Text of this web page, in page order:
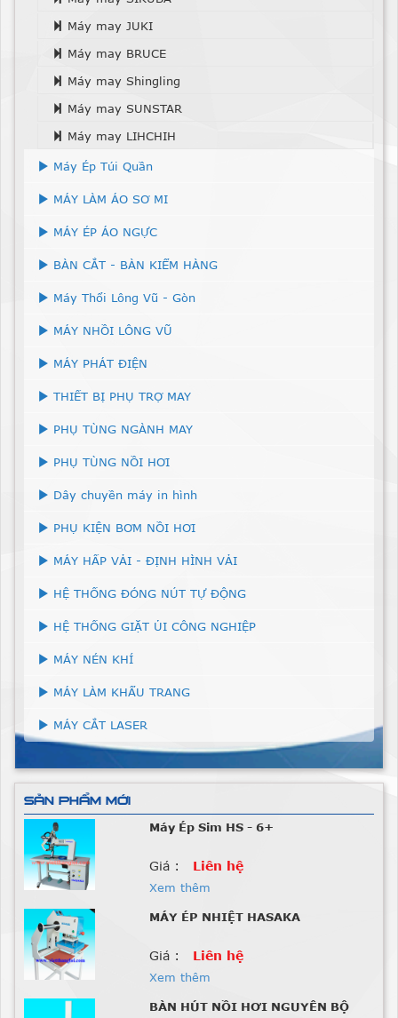
Máy may JUKI
Máy may BRUCE
Máy may Shingling
Máy may SUNSTAR
Máy may LIHCHIH
Máy Ép Túi Quần
MÁY LÀM ÁO SƠ MI
MÁY ÉP ÁO NGỰC
BÀN CẮT - BÀN KIỂM HÀNG
Máy Thổi Lông Vũ - Gòn
MÁY NHỒI LÔNG VŨ
MÁY PHÁT ĐIỆN
THIẾT BỊ PHỤ TRỢ MAY
PHỤ TÙNG NGÀNH MAY
PHỤ TÙNG NỒI HƠI
Dây chuyền máy in hình
PHỤ KIỆN BƠM NỒI HƠI
MÁY HẤP VẢI - ĐỊNH HÌNH VẢI
HỆ THỐNG ĐÓNG NÚT TỰ ĐỘNG
HỆ THỐNG GIẶT ỦI CÔNG NGHIỆP
MÁY NÉN KHÍ
MÁY LÀM KHẨU TRANG
MÁY CẮT LASER
SẢN PHẨM MỚI
Máy Ép Sim HS - 6+
Giá : Liên hệ
Xem thêm
MÁY ÉP NHIỆT HASAKA
Giá : Liên hệ
Xem thêm
BÀN HÚT NỒI HƠI NGUYÊN BỘ